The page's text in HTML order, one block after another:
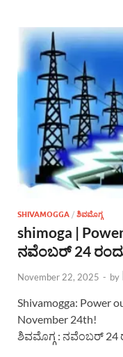
SHIVAMOGGA / ಶಿವಮೊಗ್ಗ
shimoga |
ನವೆಂಬರ್ 24
November 22, 2025 - by
Shivamogga: Power
November 24th!
ಶಿವಮೊಗ್ಗ : ನವೆಂಬರ್ 24